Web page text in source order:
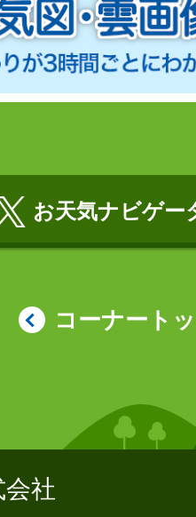
お天気ナビゲー
コーナート
社